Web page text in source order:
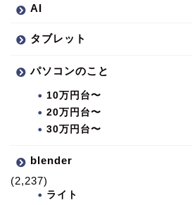
AI
タブレット
パソコンのこと
10万円台〜
20万円台〜
30万円台〜
blender
(2,237)
ライト